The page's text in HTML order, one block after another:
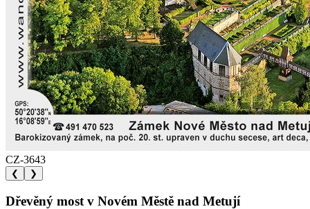
CZ-3643
❮ ❯
Dřevěný most v Novém Městě nad Metují